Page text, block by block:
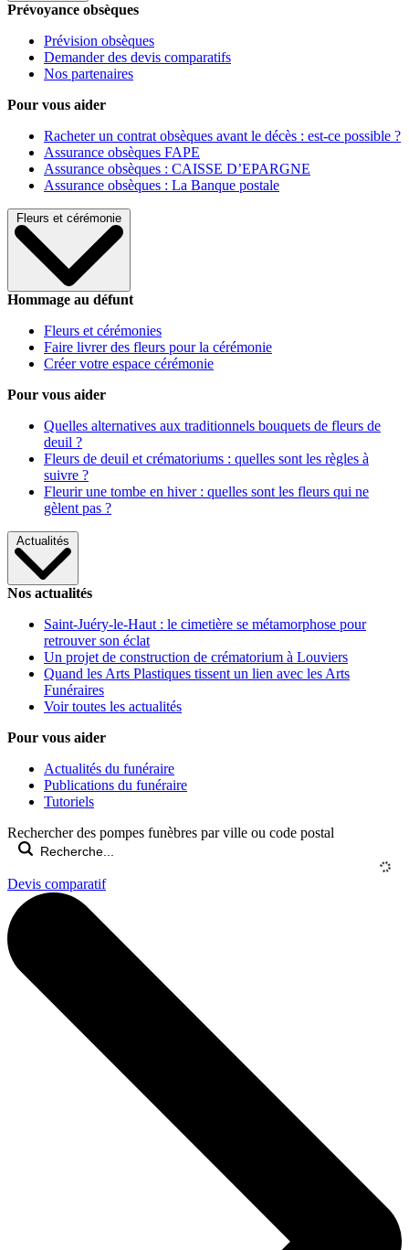
Prévoyance obsèques
Prévision obsèques
Demander des devis comparatifs
Nos partenaires
Pour vous aider
Racheter un contrat obsèques avant le décès : est-ce possible ?
Assurance obsèques FAPE
Assurance obsèques : CAISSE D’EPARGNE
Assurance obsèques : La Banque postale
Fleurs et cérémonie
Hommage au défunt
Fleurs et cérémonies
Faire livrer des fleurs pour la cérémonie
Créer votre espace cérémonie
Pour vous aider
Quelles alternatives aux traditionnels bouquets de fleurs de
deuil ?
Fleurs de deuil et crématoriums : quelles sont les règles à
suivre ?
Fleurir une tombe en hiver : quelles sont les fleurs qui ne
gèlent pas ?
Actualités
Nos actualités
Saint-Juéry-le-Haut : le cimetière se métamorphose pour
retrouver son éclat
Un projet de construction de crématorium à Louviers
Quand les Arts Plastiques tissent un lien avec les Arts
Funéraires
Voir toutes les actualités
Pour vous aider
Actualités du funéraire
Publications du funéraire
Tutoriels
Rechercher des pompes funèbres par ville ou code postal
Devis comparatif